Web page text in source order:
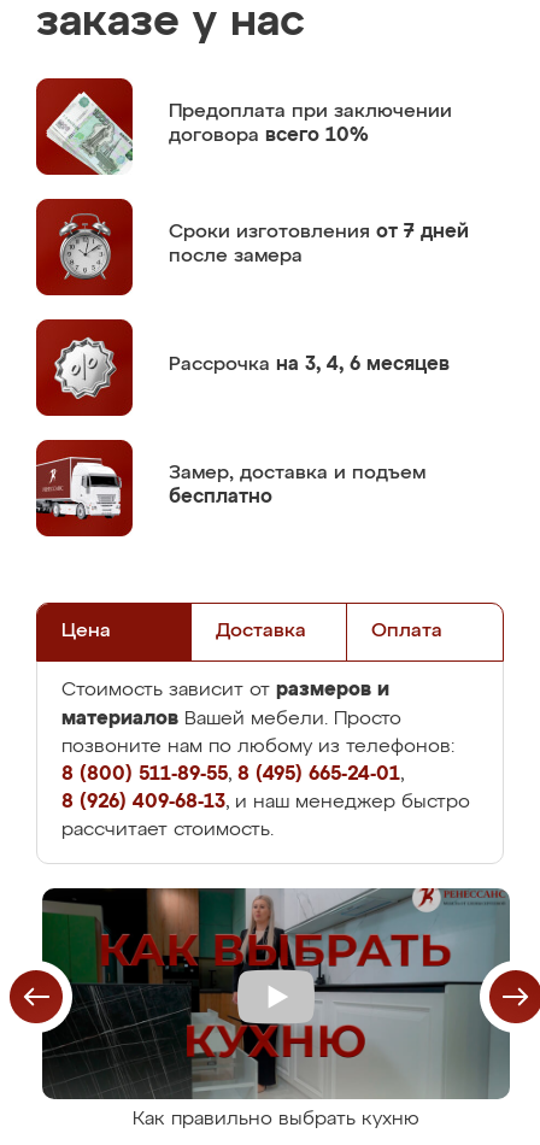
заказе у нас
Предоплата при заключении
договора всего 10%
Сроки изготовления от 7 дней
после замера
Рассрочка на 3, 4, 6 месяцев
Замер, доставка и подъем
бесплатно
Цена Доставка Оплата
Стоимость зависит от размеров и
материалов Вашей мебели. Просто
позвоните нам по любому из телефонов:
8 (800) 511-89-55, 8 (495) 665-24-01,
8 (926) 409-68-13, и наш менеджер быстро
рассчитает стоимость.
Как правильно выбрать кухню